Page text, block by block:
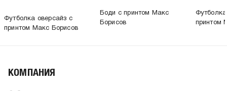
Футболка оверсайз с
принтом Макс Борисов
Боди с принтом Макс
Борисов
принтом
КОМПАНИЯ